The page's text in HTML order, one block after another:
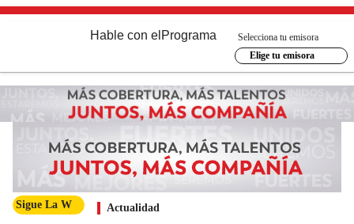
Hable con el Programa
Selecciona tu emisora
Elige tu emisora
Sigue La W Actualidad